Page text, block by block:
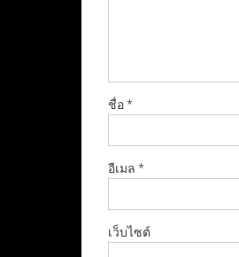
ชื่อ*
อีเมล *
เว็บไซต์